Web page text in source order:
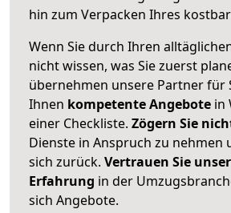
hin zum Verpacken Ihres
Wenn Sie durch Ihren
nicht wissen, was Sie zuerst
übernehmen unsere Partner für
Ihnen kompetente Angebote in
einer Checkliste. Zögern Sie
Dienste in Anspruch zu nehmen
sich zurück. Vertrauen Sie
Erfahrung in der
sich Angebote.